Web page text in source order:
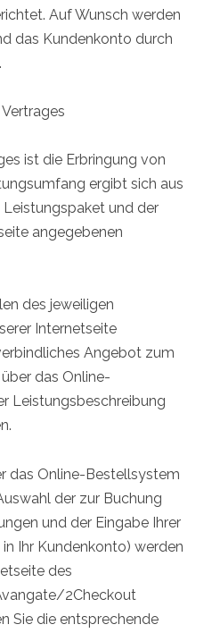
Auf Wunsch werden
das Kundenkonto durch
ist die Erbringung von
ergibt sich aus
und der
angegebenen
des jeweiligen
Internetseite
Angebot zum
das Online-
Leistungsbeschreibung
das Online-Bestellsystem
der zur Buchung
und der Eingabe Ihrer
Ihr Kundenkonto) werden
des
2Checkout
Sie die entsprechende